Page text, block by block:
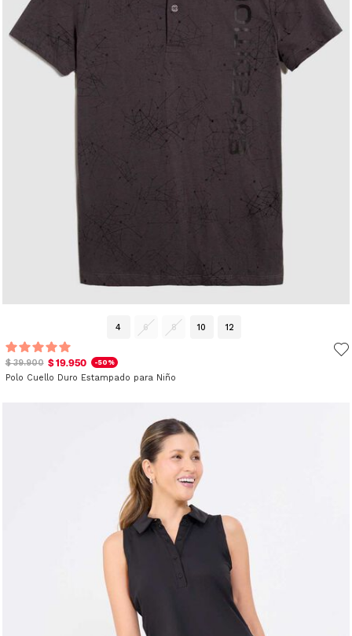
4 6 8 10 12
$ 39.900 $ 19.950 -50%
Polo Cuello Duro Estampado para Niño